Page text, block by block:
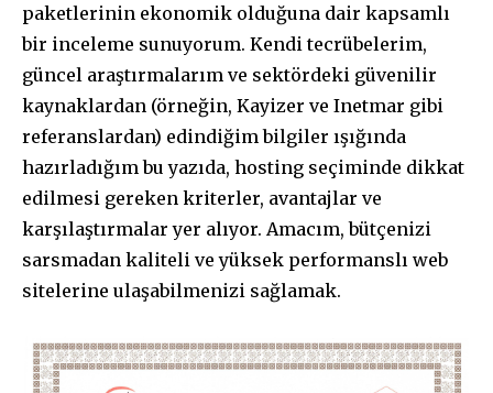
paketlerinin ekonomik olduğuna dair kapsamlı
bir inceleme sunuyorum. Kendi tecrübelerim,
güncel araştırmalarım ve sektördeki güvenilir
kaynaklardan (örneğin, Kayizer ve Inetmar gibi
referanslardan) edindiğim bilgiler ışığında
hazırladığım bu yazıda, hosting seçiminde dikkat
edilmesi gereken kriterler, avantajlar ve
karşılaştırmalar yer alıyor. Amacım, bütçenizi
sarsmadan kaliteli ve yüksek performanslı web
sitelerine ulaşabilmenizi sağlamak.